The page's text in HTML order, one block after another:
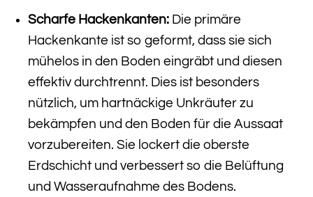
Scharfe Hackenkanten:Die primäre
Hackenkante ist so geformt, dass sie sich
mühelos in den Boden eingräbt und diesen
effektiv durchtrennt. Dies ist besonders
nützlich, um hartnäckige Unkräuter zu
bekämpfen und den Boden für die Aussaat
vorzubereiten. Sie lockert die oberste
Erdschicht und verbessert so die Belüftung
und Wasseraufnahme des Bodens.